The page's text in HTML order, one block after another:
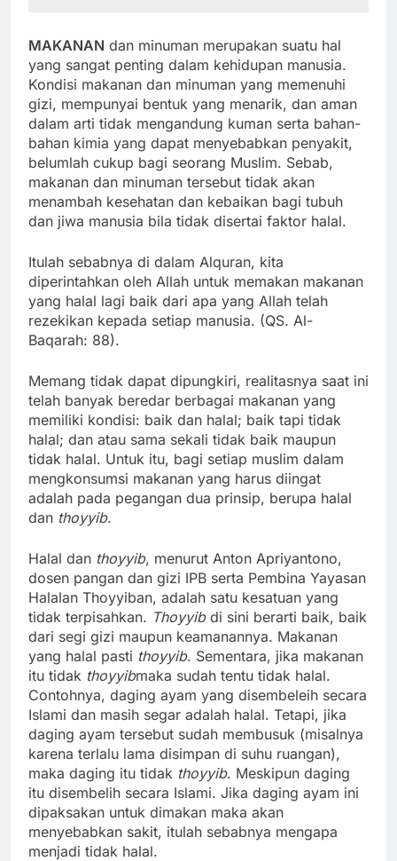
MAKANAN dan minuman merupakan suatu hal
yang sangat penting dalam kehidupan manusia.
Kondisi makanan dan minuman yang memenuhi
gizi, mempunyai bentuk yang menarik, dan aman
dalam arti tidak mengandung kuman serta bahan-
bahan kimia yang dapat menyebabkan penyakit,
belumlah cukup bagi seorang Muslim. Sebab,
makanan dan minuman tersebut tidak akan
menambah kesehatan dan kebaikan bagi tubuh
dan jiwa manusia bila tidak disertai faktor halal.
Itulah sebabnya di dalam Alquran, kita
diperintahkan oleh Allah untuk memakan makanan
yang halal lagi baik dari apa yang Allah telah
rezekikan kepada setiap manusia. (QS. Al-
Baqarah: 88).
Memang tidak dapat dipungkiri, realitasnya saat ini
telah banyak beredar berbagai makanan yang
memiliki kondisi: baik dan halal; baik tapi tidak
halal; dan atau sama sekali tidak baik maupun
tidak halal. Untuk itu, bagi setiap muslim dalam
mengkonsumsi makanan yang harus diingat
adalah pada pegangan dua prinsip, berupa halal
dan thoyyib.
Halal dan thoyyib, menurut Anton Apriyantono,
dosen pangan dan gizi IPB serta Pembina Yayasan
Halalan Thoyyiban, adalah satu kesatuan yang
tidak terpisahkan. Thoyyibdi sini berarti baik, baik
dari segi gizi maupun keamanannya. Makanan
yang halal pasti thoyyib. Sementara, jika makanan
itu tidak thoyyibmaka sudah tentu tidak halal.
Contohnya, daging ayam yang disembeleih secara
Islami dan masih segar adalah halal. Tetapi, jika
daging ayam tersebut sudah membusuk (misalnya
karena terlalu lama disimpan di suhu ruangan),
maka daging itu tidak thoyyib. Meskipun daging
itu disembelih secara Islami. Jika daging ayam ini
dipaksakan untuk dimakan maka akan
menyebabkan sakit, itulah sebabnya mengapa
menjadi tidak halal.